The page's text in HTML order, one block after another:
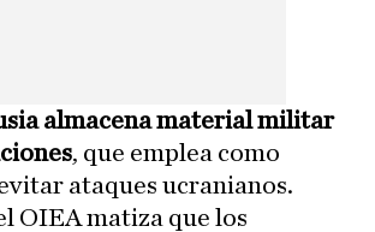
almacena material militar
, que emplea como
ataques ucranianos.
OIEA matiza que los